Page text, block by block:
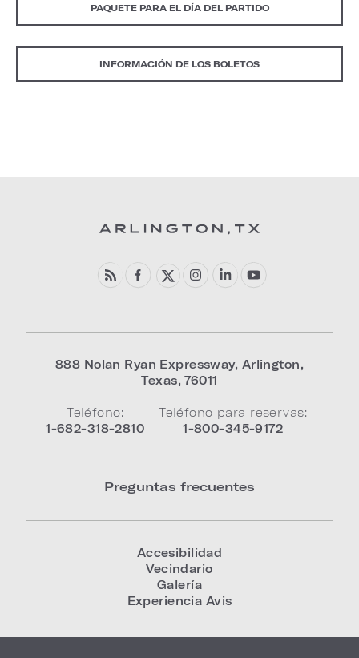
PAQUETE PARA EL DÍA DEL PARTIDO
INFORMACIÓN DE LOS BOLETOS
888 Nolan Ryan Expressway, Arlington,
Texas,76011
Teléfono:
1-682-318-2810
Teléfono para reservas:
1-800-345-9172
Preguntas frecuentes
Accesibilidad
Vecindario
Galería
Experiencia Avis